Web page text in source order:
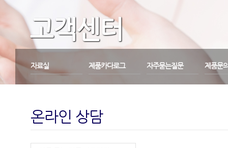
고객센터
자료실 제품카다로그 자주묻는질문 제품문
온라인 상담